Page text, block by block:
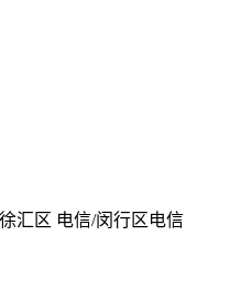
徐汇区 电信/闵行区电信